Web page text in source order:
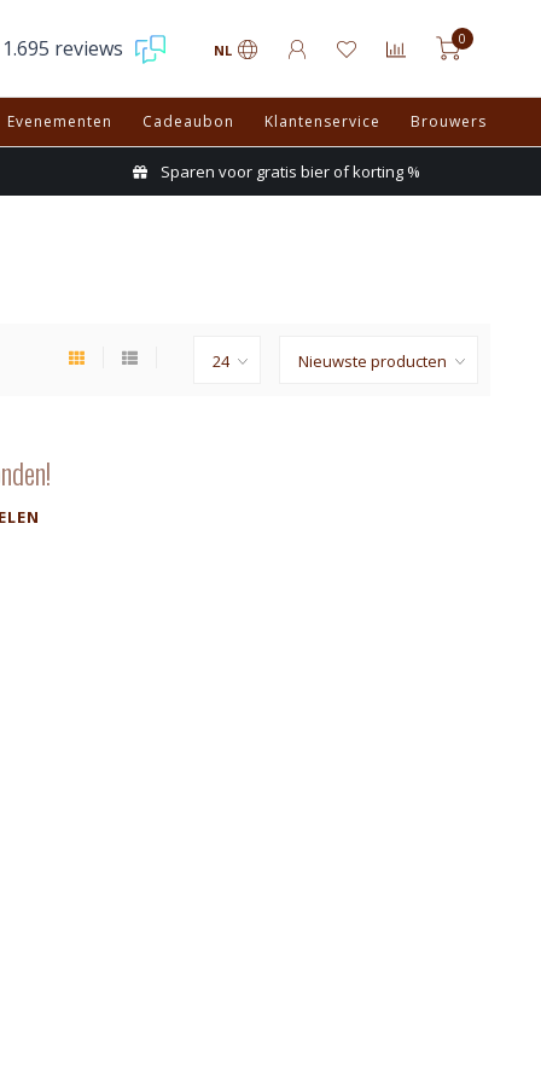
1.695 reviews NL
0
Evenementen Cadeaubon Klantenservice Brouwers
Sparen voor gratis bier of korting %